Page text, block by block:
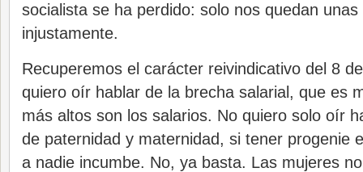
socialista se ha perdido: solo nos quedan
injustamente.
Recuperemos el carácter reivindicativo del 8
quiero oír hablar de la brecha salarial, que es
más altos son los salarios. No quiero solo oír
de paternidad y maternidad, si tener progenie
a nadie incumbe. No, ya basta. Las mujeres